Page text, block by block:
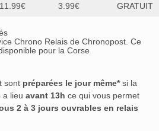
11.99€ 3.99€ GRATUIT
Chrono Relais de Chronopost. Ce
pour la Corse
sont préparées le jour même*si la
a lieu avant 13h ce qui vous permet
2 à 3 jours ouvrables en relais